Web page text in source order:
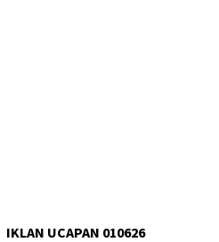
IKLAN UCAPAN 010626